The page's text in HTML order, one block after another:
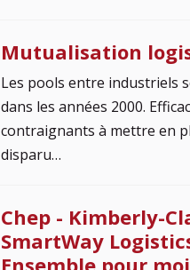
Mutualisation
Les pools entre industriels
dans les années 2000.
contraignants à mettre en
disparu…
Chep - Kimberly-
SmartWay
Ensemble pour